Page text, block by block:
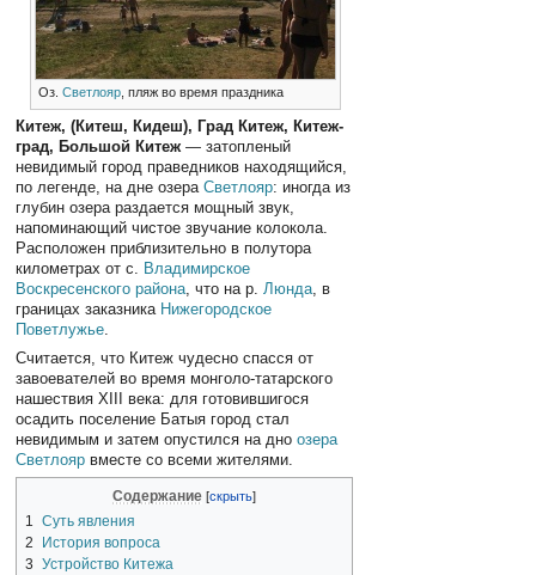
Оз. Светлояр, пляж во время праздника
Китеж, (Китеш, Кидеш), Град Китеж, Китеж-
град, Большой Китеж — затопленый
невидимый город праведников находящийся,
по легенде, на дне озераСветлояр: иногда из
глубин озера раздается мощный звук,
напоминающий чистое звучание колокола.
Расположен приблизительно в полутора
километрах от с. Владимирское
Воскресенского района, что на р.Люнда, в
границах заказника Нижегородское
Поветлужье.
Считается, что Китеж чудесно спасся от
завоевателей во время монголо-татарского
нашествия XIII века: для готовившигося
осадить поселение Батыя город стал
невидимым и затем опустился на дноозера
Светлояр вместе со всеми жителями.
Содержание
1
Суть явления
2
История вопроса
3
Устройство Китежа